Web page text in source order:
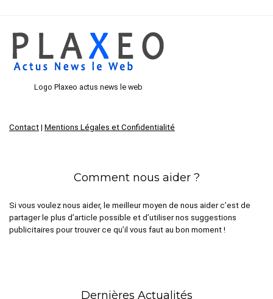
Logo Plaxeo actus news le web
Contact | Mentions Légales et Confidentialité
Comment nous aider ?
Si vous voulez nous aider, le meilleur moyen de nous aider c’est de
partager le plus d’article possible et d’utiliser nos suggestions
publicitaires pour trouver ce qu’il vous faut au bon moment !
Dernières Actualités